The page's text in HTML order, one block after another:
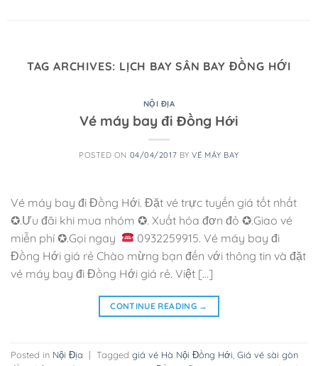
TAG ARCHIVES: LỊCH BAY SÂN BAY ĐỒNG HỚI
NỘI ĐỊA
Vé máy bay đi Đồng Hới
POSTED ON 04/04/2017 BYVÉ MÁY BAY
Vé máy bay đi Đồng Hới. Đặt vé trực tuyến giá tốt nhất
✪.Ưu đãi khi mua nhóm ✪. Xuất hóa đơn đỏ ✪.Giao vé
miễn phí ✪.Gọi ngay
0932259915. Vé máy bay đi
Đồng Hới giá rẻ Chào mừng bạn đến với thông tin và đặt
vé máy bay đi Đồng Hới giá rẻ. Việt […]
CONTINUE READING →
Posted in Nội Địa | Tagged giá vé Hà Nội Đồng Hới Giá vé sài gòn